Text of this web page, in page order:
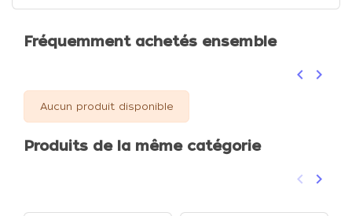
Fréquemment achetés ensemble
Précédent
keyboard_arrow_left keyboard_arrow_right
Aucun produit disponible
Produits de la même catégorie
Précédent
keyboard_arrow_left keyboard_arrow_right